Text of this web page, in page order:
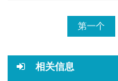
第一个
相关信息